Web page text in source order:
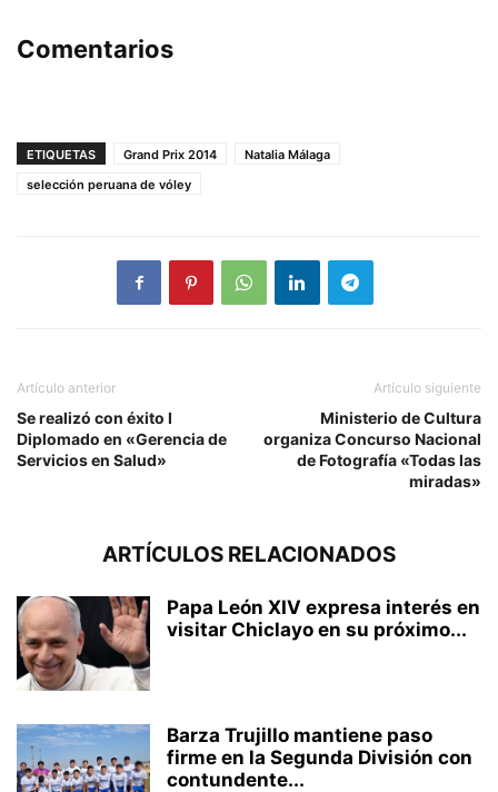
Comentarios
ETIQUETAS Grand Prix 2014
Natalia Málaga
selección peruana de vóley
Artículo anterior
Se realizó con éxito I
Diplomado en «Gerencia de
Servicios en Salud»
Artículo siguiente
Ministerio de Cultura
organiza Concurso Nacional
de Fotografía «Todas las
miradas»
ARTÍCULOS RELACIONADOS
Papa León XIV expresa interés en
visitar Chiclayo en su próximo...
Barza Trujillo mantiene paso
firme en la Segunda División con
contundente...